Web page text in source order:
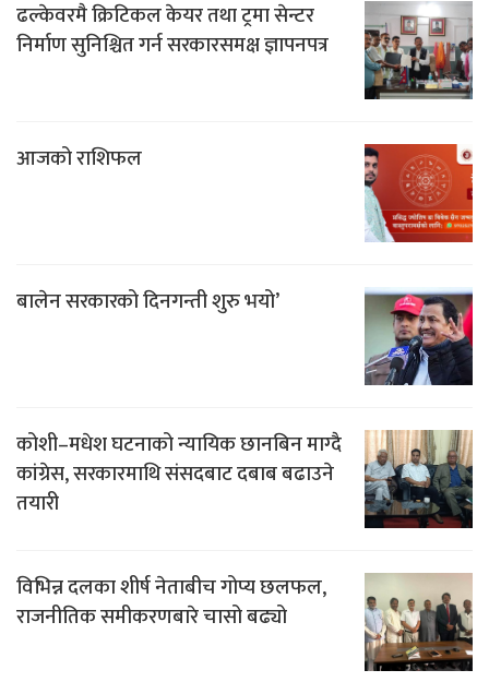
ढल्केवरमै क्रिटिकल केयर तथा ट्रमा सेन्टर
निर्माण सुनिश्चित गर्न सरकारसमक्ष ज्ञापनपत्र
आजको राशिफल
बालेन सरकारको दिनगन्ती शुरु भयो’
कोशी–मधेश घटनाको न्यायिक छानबिन माग्दै
कांग्रेस, सरकारमाथि संसदबाट दबाब बढाउने
तयारी
विभिन्न दलका शीर्ष नेताबीच गोप्य छलफल,
राजनीतिक समीकरणबारे चासो बढ्यो